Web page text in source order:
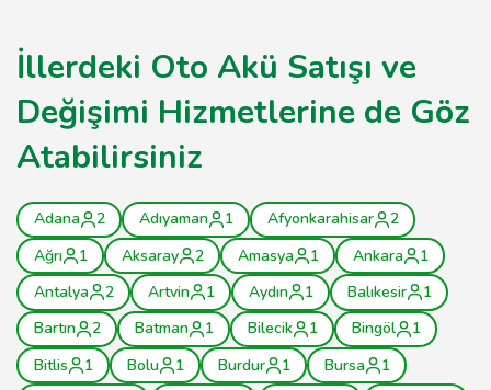
İllerdeki Oto Akü Satışı ve
Değişimi Hizmetlerine de Göz
Atabilirsiniz
Adana 2 Adıyaman 1 Afyonkarahisar
2
Ağrı
1 Aksaray 2 Amasya 1 Ankara
1
Antalya
2 Artvin 1 Aydın 1 Balıkesir
1
Bartın
2 Batman 1 Bilecik 1 Bingöl
1
Bitlis
1 Bolu 1 Burdur 1 Bursa 1